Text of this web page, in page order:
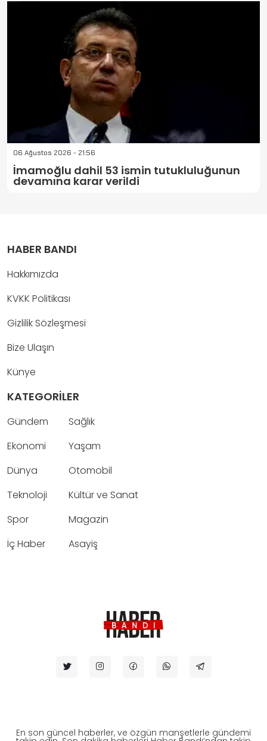
06 Ağustos 2026 - 21:56
İmamoğlu dahil 53 ismin tutukluluğunun
devamına karar verildi
HABER BANDI
Hakkımızda
KVKK Politikası
Gizlilik Sözleşmesi
Bize Ulaşın
Künye
KATEGORİLER
Gündem
Ekonomi
Dünya
Teknoloji
Spor
İç Haber
Sağlık
Yaşam
Otomobil
Kültür ve Sanat
Magazin
Asayiş
En son güncel haberler, ve özgün manşetlerle gündemi